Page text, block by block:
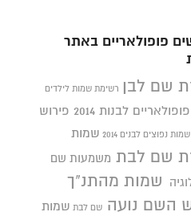
פופולאריים באתר
שם לבן רשימת שמות לילדים
לבנות 2014 פירוש
שמות נפוצים לבנים 2014 שמות
שם לבת משמעות שם
שמות מהתנ"ך
השם נועה
שם לבת שמות